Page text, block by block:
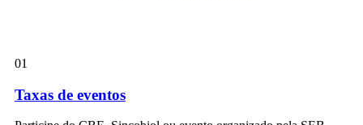
01
Taxas de eventos